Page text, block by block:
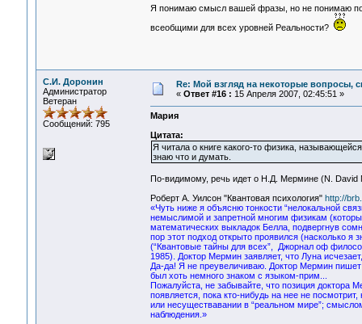
Я понимаю смысл вашей фразы, но не понимаю
всеобщими для всех уровней Реальности?
С.И. Доронин
Администратор
Ветеран
Сообщений: 795
Re: Мой взгляд на некоторые вопросы,
« Ответ #16 : 15 Апреля 2007, 02:45:51 »
Мария
Цитата:
Я читала о книге какого-то физика,
знаю что и думать.
По-видимому, речь идет о Н.Д. Мермине (N. David
Роберт А. Уилсон "Квантовая психология" http://
«Чуть ниже я объясню тонкости “нелокальной
немыслимой и запретной многим физикам
математических выкладок Белла, подвергнув
пор этот подход открыто проявился (насколько я
(“Квантовые тайны для всех”, Джорнал оф
1985). Доктор Мермин заявляет, что Луна
Да-да! Я не преувеличиваю. Доктор Мермин
был хоть немного знаком с языком-прим...
Пожалуйста, не забывайте, что позиция доктора
появляется, пока кто-нибудь на нее не
или несуществавании в “реальном мире”;
наблюдения.»